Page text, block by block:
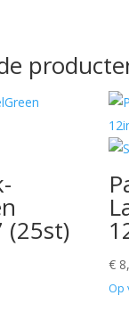
(25st)
€
Op